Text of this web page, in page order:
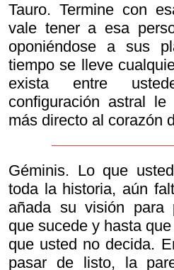
Tauro. Termine con
vale tener a esa
oponiéndose a sus
tiempo se lleve
exista entre
configuración astral
más directo al corazón
Géminis. Lo que
toda la historia, aún
añada su visión para
que sucede y hasta
que usted no decida.
pasar de listo, la